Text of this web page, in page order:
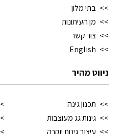
בתי מלון
מן העיתונות
צור קשר
English
ניווט מהיר
תכנון גינה
גינות גג מעוצבות
עיצוב גינות יוקרה